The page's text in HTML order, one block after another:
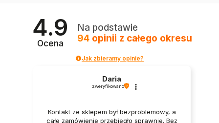
4.9
Ocena
Na podstawie
94 opinii z całego okresu
Jak zbieramy opinie?
Daria
zweryfikowano
Kontakt ze sklepem był bezproblemowy, a
całe zamówienie przebiegło sprawnie. Bez